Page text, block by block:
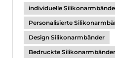
individuelle
Personalisierte
Design Silikonarmbänder
Bedruckte Silikonarmbänder